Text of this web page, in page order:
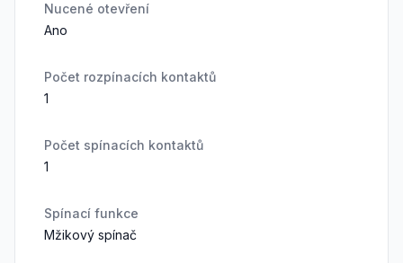
Nucené otevření
Ano
Počet rozpínacích kontaktů
1
Počet spínacích kontaktů
1
Spínací funkce
Mžikový spínač